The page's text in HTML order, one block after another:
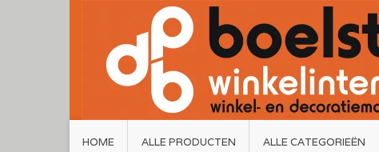
HOME ALLE PRODUCTEN ALLE CATEGORIEËN